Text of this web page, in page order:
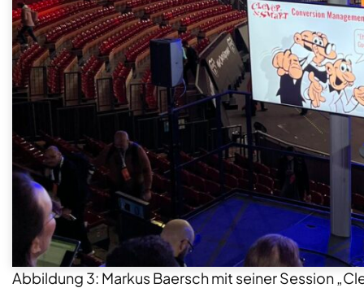
Abbildung 3: Markus Baersch mit seiner Session